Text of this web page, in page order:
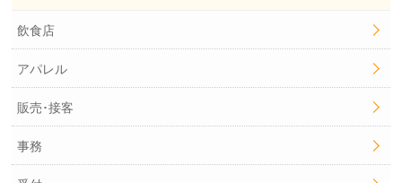
飲食店
アパレル
販売･接客
事務